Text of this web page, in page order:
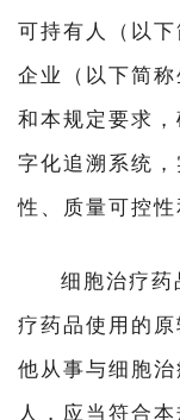
可持有人（以
企业（以下简
和本规定要求
字化追溯系统
性、质量可控性
细胞治疗药
疗药品使用的
他从事与细胞
人，应当符合